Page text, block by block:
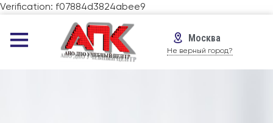
Verification: f07884d3824abee9
Москва
Не верный город?